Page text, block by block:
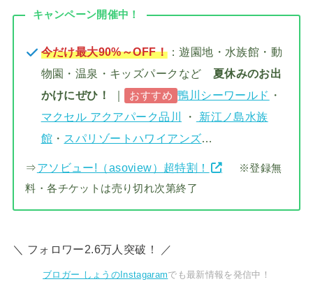
キャンペーン開催中！
今だけ最大90%～OFF！：遊園地・水族館・動
物園・温泉・キッズパークなど 夏休みのお出
かけにぜひ！
｜ おすすめ 鴨川シーワールド ・
マクセル アクアパーク品川
・
新江ノ島水族
館 ・ スパリゾートハワイアンズ…
⇒アソビュー!（asoview）超特割！
※登録無
料・各チケットは売り切れ次第終了
＼ フォロワー2.6万人突破！ ／
ブロガー しょうのInstagaramでも最新情報を発信中！